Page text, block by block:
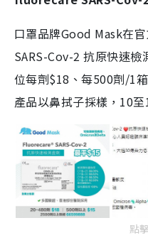
口罩品牌Good Mask在
SARS-Cov-2 抗原快速
位每劑$18、每500劑/1
產品以鼻拭子採樣，10至
點